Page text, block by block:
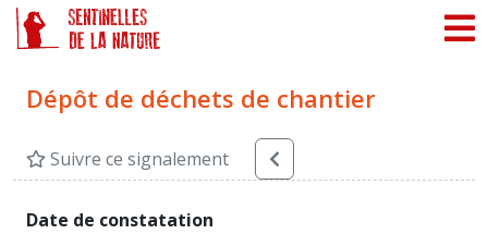
Dépôt de déchets de chantier
Suivre ce signalement
Date de constatation
Panneau de gestion des cookies